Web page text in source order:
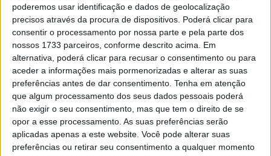
poderemos usar identificação e dados de geolocalização
precisos através da procura de dispositivos. Poderá clicar para
consentir o processamento por nossa parte e pela parte dos
nossos 1733 parceiros, conforme descrito acima. Em
alternativa, poderá clicar para recusar o consentimento ou para
aceder a informações mais pormenorizadas e alterar as suas
preferências antes de dar consentimento. Tenha em atenção
que algum processamento dos seus dados pessoais poderá
não exigir o seu consentimento, mas que tem o direito de se
opor a esse processamento. As suas preferências serão
aplicadas apenas a este website. Você pode alterar suas
preferências ou retirar seu consentimento a qualquer momento
Já a competição nacional é para todos os filmes de
produção portuguesa com duração até 20 minutos.
Esta e outras notícias para ouvir na Estação Diária – 96.8
FM ou emwww.968.fm.
Pub